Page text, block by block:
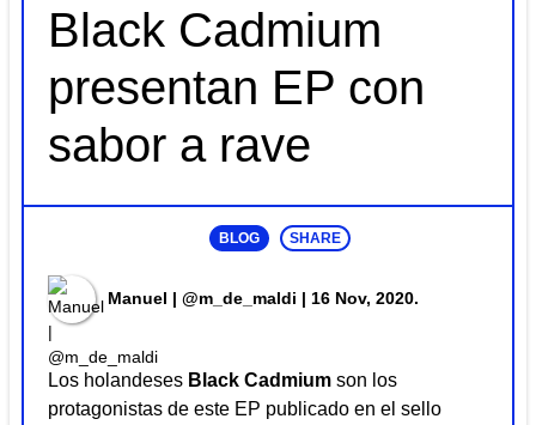
Black Cadmium
presentan EP con
sabor a rave
BLOG SHARE
Manuel | @m_de_maldi | 16 Nov, 2020.
Los holandeses Black Cadmium son los
protagonistas de este EP publicado en el sello